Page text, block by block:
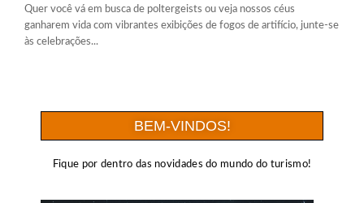
Quer você vá em busca de poltergeists ou veja nossos céus
ganharem vida com vibrantes exibições de fogos de artifício, junte-se
às celebrações...
BEM-VINDOS!
Fique por dentro das novidades do mundo do turismo!